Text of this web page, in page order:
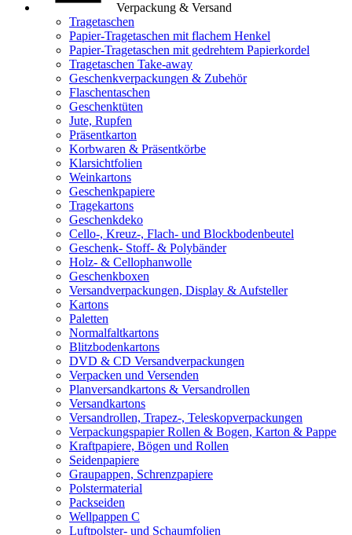
Verpackung & Versand
Tragetaschen
Papier-Tragetaschen mit flachem Henkel
Papier-Tragetaschen mit gedrehtem Papierkordel
Tragetaschen Take-away
Geschenkverpackungen & Zubehör
Flaschentaschen
Geschenktüten
Jute, Rupfen
Präsentkarton
Korbwaren & Präsentkörbe
Klarsichtfolien
Weinkartons
Geschenkpapiere
Tragekartons
Geschenkdeko
Cello-, Kreuz-, Flach- und Blockbodenbeutel
Geschenk- Stoff- & Polybänder
Holz- & Cellophanwolle
Geschenkboxen
Versandverpackungen, Display & Aufsteller
Kartons
Paletten
Normalfaltkartons
Blitzbodenkartons
DVD & CD Versandverpackungen
Verpacken und Versenden
Planversandkartons & Versandrollen
Versandkartons
Versandrollen, Trapez-, Teleskopverpackungen
Verpackungspapier Rollen & Bogen, Karton & Pappe
Kraftpapiere, Bögen und Rollen
Seidenpapiere
Graupappen, Schrenzpapiere
Polstermaterial
Packseiden
Wellpappen C
Luftpolster- und Schaumfolien